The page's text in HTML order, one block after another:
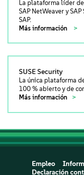
La plataforma líder de
SAP NetWeaver y
SAP.
Más información
SUSE Security
La única plataforma
100 % abierto y de
Más información
Empleo
Declaración